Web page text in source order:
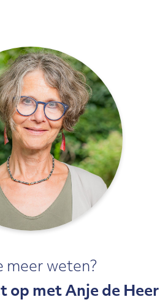
meer weten?
op met Anje de Heer